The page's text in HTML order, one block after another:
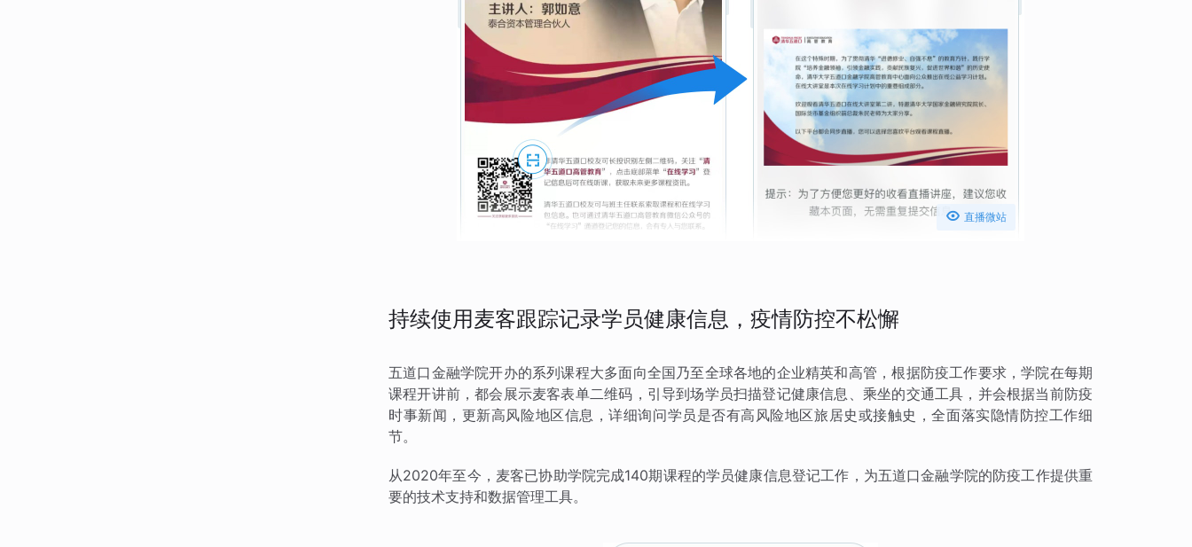
 直播微站
持续使用麦客跟踪记录学员健康信息，疫情防控不松懈
五道口金融学院开办的系列课程大多面向全国乃至全球各地的企业精英和高管，根据防疫工作要求，学院在每期
课程开讲前，都会展示麦客表单二维码，引导到场学员扫描登记健康信息、乘坐的交通工具，并会根据当前防疫
时事新闻，更新高风险地区信息，详细询问学员是否有高风险地区旅居史或接触史，全面落实隐情防控工作细
节。
从2020年至今，麦客已协助学院完成140期课程的学员健康信息登记工作，为五道口金融学院的防疫工作提供重
要的技术支持和数据管理工具。